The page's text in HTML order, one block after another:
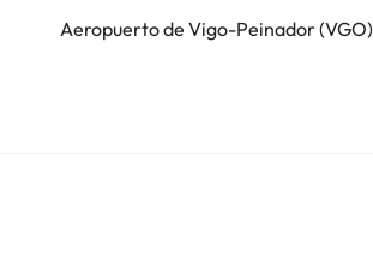
Aeropuerto de Vigo-Peinador (VGO)